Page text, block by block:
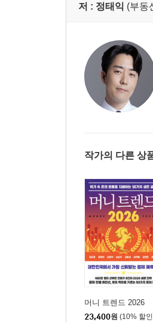
저 : 정태익 (부동
작가의 다른 상
머니 트렌드 2026
23,400원 (10% 할